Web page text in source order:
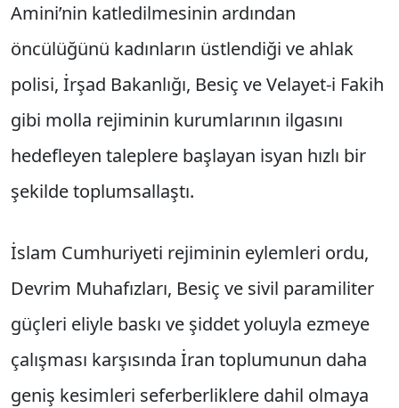
Amini’nin katledilmesinin ardından
öncülüğünü kadınların üstlendiği ve ahlak
polisi, İrşad Bakanlığı, Besiç ve Velayet-i Fakih
gibi molla rejiminin kurumlarının ilgasını
hedefleyen taleplere başlayan isyan hızlı bir
şekilde toplumsallaştı.
İslam Cumhuriyeti rejiminin eylemleri ordu,
Devrim Muhafızları, Besiç ve sivil paramiliter
güçleri eliyle baskı ve şiddet yoluyla ezmeye
çalışması karşısında İran toplumunun daha
geniş kesimleri seferberliklere dahil olmaya